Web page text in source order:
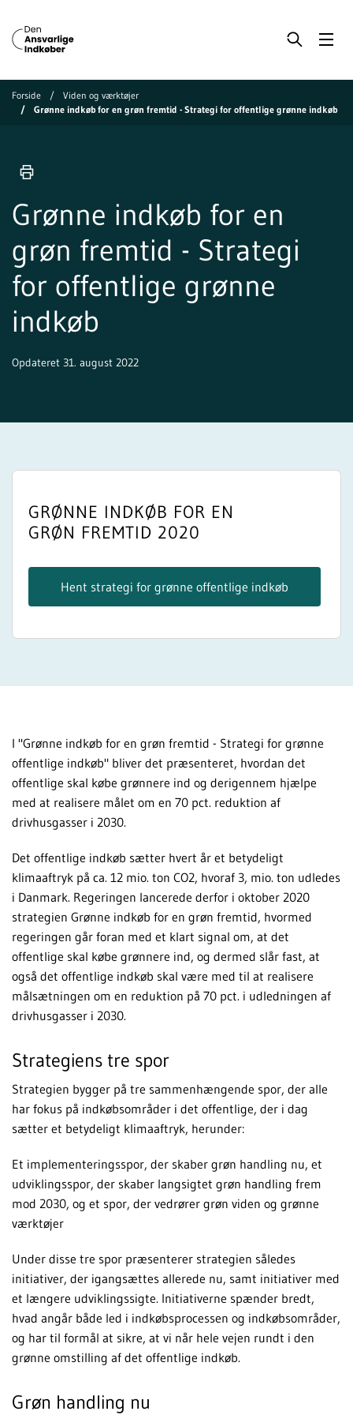
Forside
Viden og værktøjer
Grønne indkøb for en grøn fremtid - Strategi for offentlige grønne indkøb
Grønne indkøb for en
grøn fremtid - Strategi
for offentlige grønne
indkøb
Opdateret 31. august 2022
GRØNNE INDKØB FOR EN
GRØN FREMTID 2020
Hent strategi for grønne offentlige indkøb
I "Grønne indkøb for en grøn fremtid - Strategi for grønne
offentlige indkøb" bliver det præsenteret, hvordan det
offentlige skal købe grønnere ind og derigennem hjælpe
med at realisere målet om en 70 pct. reduktion af
drivhusgasser i 2030.
Det offentlige indkøb sætter hvert år et betydeligt
klimaaftryk på ca. 12 mio. ton CO2, hvoraf 3, mio. ton udledes
i Danmark. Regeringen lancerede derfor i oktober 2020
strategien Grønne indkøb for en grøn fremtid, hvormed
regeringen går foran med et klart signal om, at det
offentlige skal købe grønnere ind, og dermed slår fast, at
også det offentlige indkøb skal være med til at realisere
målsætningen om en reduktion på 70 pct. i udledningen af
drivhusgasser i 2030.
Strategiens tre spor
Strategien bygger på tre sammenhængende spor, der alle
har fokus på indkøbsområder i det offentlige, der i dag
sætter et betydeligt klimaaftryk, herunder:
Et implementeringsspor, der skaber grøn handling nu, et
udviklingsspor, der skaber langsigtet grøn handling frem
mod 2030, og et spor, der vedrører grøn viden og grønne
værktøjer
Under disse tre spor præsenterer strategien således
initiativer, der igangsættes allerede nu, samt initiativer med
et længere udviklingssigte. Initiativerne spænder bredt,
hvad angår både led i indkøbsprocessen og indkøbsområder,
og har til formål at sikre, at vi når hele vejen rundt i den
grønne omstilling af det offentlige indkøb.
Grøn handling nu